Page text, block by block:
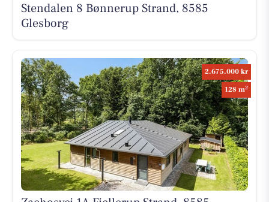
Stendalen 8 Bønnerup Strand, 8585
Glesborg
2.675.000 kr
128 m2